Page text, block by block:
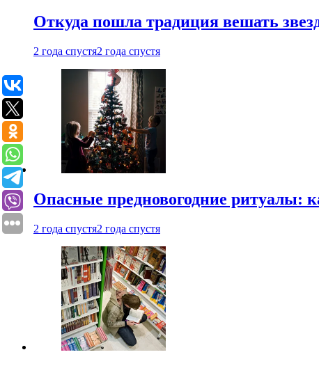
Откуда пошла традиция вешать
2 года спустя2 года спустя
Опасные предновогодние ритуалы:
2 года спустя2 года спустя